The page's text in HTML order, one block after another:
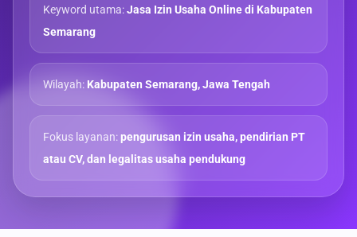
Keyword utama:Jasa Izin Usaha Online di Kabupaten
Semarang
Wilayah:Kabupaten Semarang, Jawa Tengah
Fokus layanan:pengurusan izin usaha, pendirian PT
atau CV, dan legalitas usaha pendukung